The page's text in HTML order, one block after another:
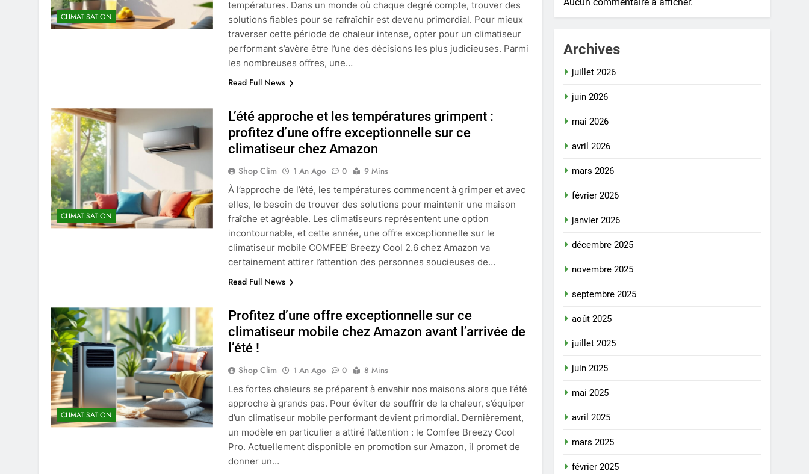
CLIMATISATION
températures. Dans un monde où chaque degré compte, trouver des
solutions fiables pour se rafraîchir est devenu primordial. Pour mieux
traverser cette période de chaleur intense, opter pour un climatiseur
performant s’avère être l’une des décisions les plus judicieuses. Parmi
les nombreuses offres, une…
Read Full News
CLIMATISATION
L’été approche et les températures grimpent :
profitez d’une offre exceptionnelle sur ce
climatiseur chez Amazon
Shop Clim 1 An Ago 0
9 Mins
À l’approche de l’été, les températures commencent à grimper et avec
elles, le besoin de trouver des solutions pour maintenir une maison
fraîche et agréable. Les climatiseurs représentent une option
incontournable, et cette année, une offre exceptionnelle sur le
climatiseur mobile COMFEE’ Breezy Cool 2.6 chez Amazon va
certainement attirer l’attention des personnes soucieuses de…
Read Full News
CLIMATISATION
Profitez d’une offre exceptionnelle sur ce
climatiseur mobile chez Amazon avant l’arrivée de
l’été !
Shop Clim 1 An Ago 0
8 Mins
Les fortes chaleurs se préparent à envahir nos maisons alors que l’été
approche à grands pas. Pour éviter de souffrir de la chaleur, s’équiper
d’un climatiseur mobile performant devient primordial. Dernièrement,
un modèle en particulier a attiré l’attention : le Comfee Breezy Cool
Pro. Actuellement disponible en promotion sur Amazon, il promet de
donner un…
Archives
juillet 2026
juin 2026
mai 2026
avril 2026
mars 2026
février 2026
janvier 2026
décembre 2025
novembre 2025
septembre 2025
août 2025
juillet 2025
juin 2025
mai 2025
avril 2025
mars 2025
février 2025